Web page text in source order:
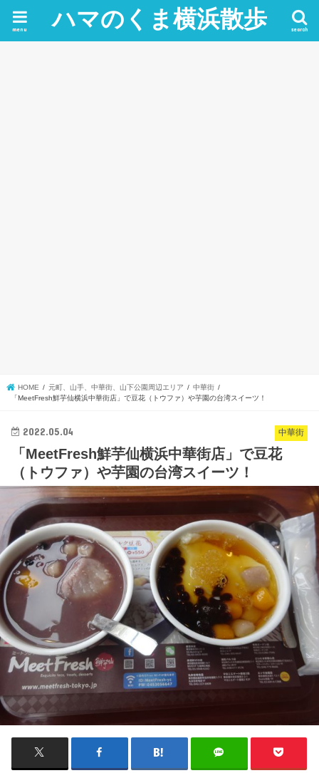
ハマのくま横浜散歩 search
menu
HOME 元町、山手、中華街、山下公園周辺エリア
中華街
「MeetFresh鮮芋仙横浜中華街店」で豆花（トウファ）や芋園の台湾スイーツ！
中華街
2022.05.04
「MeetFresh鮮芋仙横浜中華街店」で豆花
（トウファ）や芋園の台湾スイーツ！